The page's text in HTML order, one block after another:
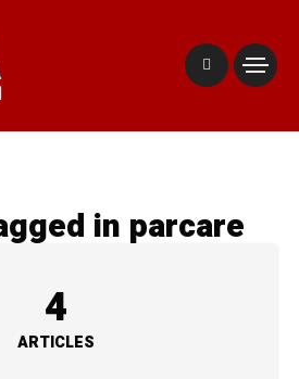
in parcare
4
ARTICLES